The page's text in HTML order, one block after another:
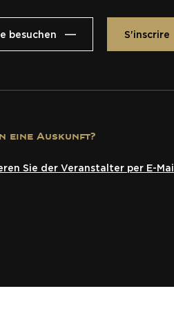
besuchen S'inscrire
eine Auskunft?
Sie der Veranstalter per E-Mail